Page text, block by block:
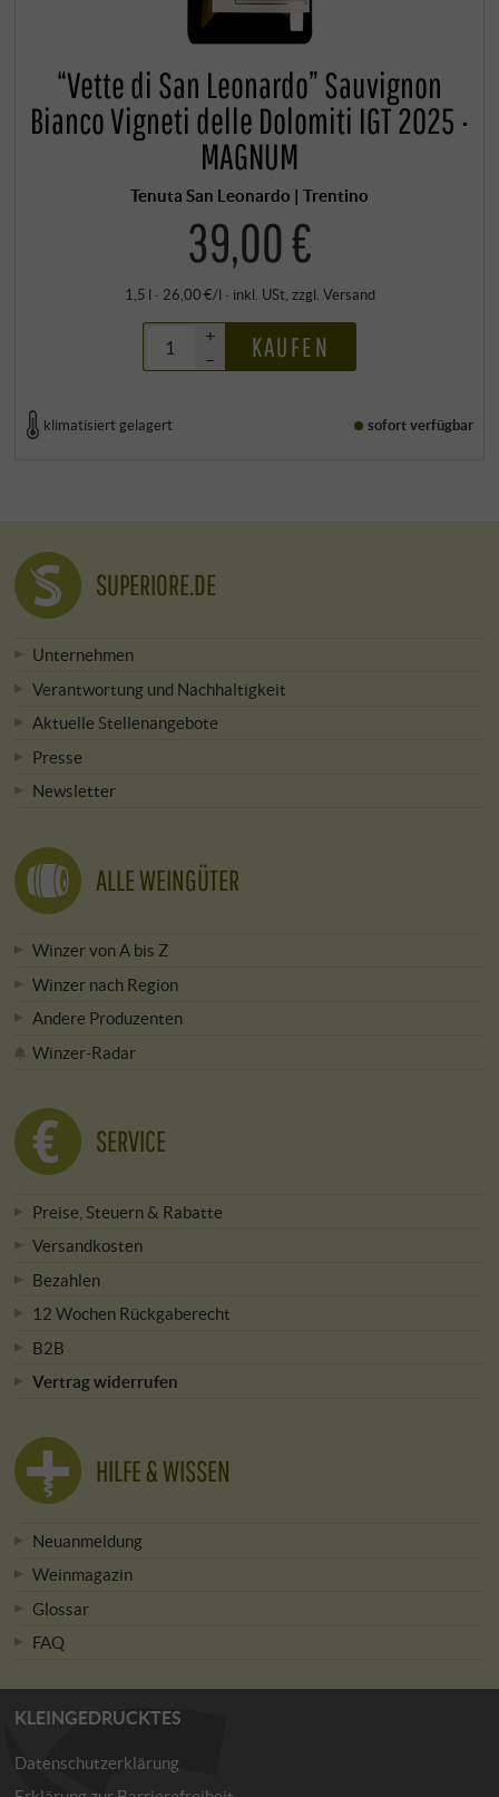
“Vette di San Leonardo” Sauvignon
Bianco Vigneti delle Dolomiti IGT 2025 ·
MAGNUM
Tenuta San Leonardo | Trentino
39,00 €
1,5 l · 26,00 €/l · inkl. USt, zzgl. Versand
+
–
KAUFEN
klimatisiert gelagert sofort verfügbar
SUPERIORE.DE
Unternehmen
Verantwortung und Nachhaltigkeit
Aktuelle Stellenangebote
Presse
Newsletter
ALLE WEINGÜTER
Winzer von A bis Z
Winzer nach Region
Andere Produzenten
Winzer-Radar
SERVICE
Preise, Steuern & Rabatte
Versandkosten
Bezahlen
12 Wochen Rückgaberecht
B2B
Vertrag widerrufen
HILFE & WISSEN
Neuanmeldung
Weinmagazin
Glossar
FAQ
KLEINGEDRUCKTES
Datenschutzerklärung